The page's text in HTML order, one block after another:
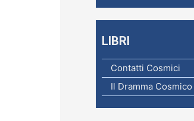
:
LIBRI
Contatti Cosmici
Il Dramma